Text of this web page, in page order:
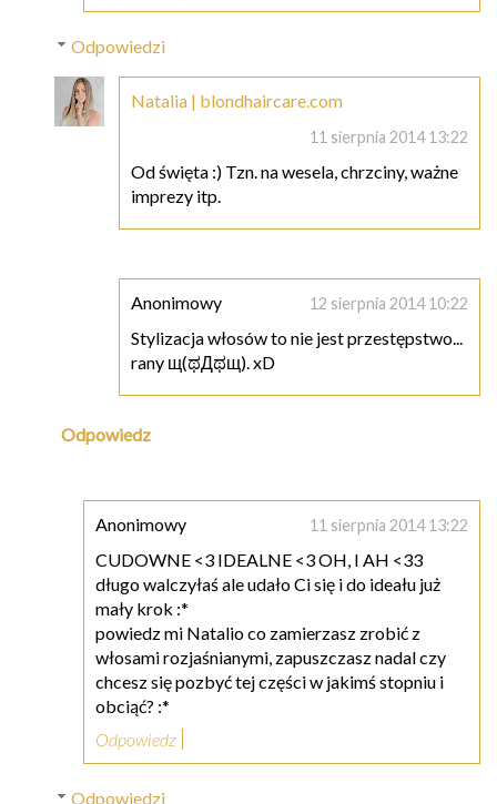
Odpowiedzi
Natalia | blondhaircare.com
11 sierpnia 2014 13:22
Od święta :) Tzn. na wesela, chrzciny, ważne
imprezy itp.
Anonimowy 12 sierpnia 2014 10:22
Stylizacja włosów to nie jest przestępstwo...
rany щ(ಥДಥщ). xD
Odpowiedz
Anonimowy 11 sierpnia 2014 13:22
CUDOWNE <3 IDEALNE <3 OH, I AH <33
długo walczyłaś ale udało Ci się i do ideału już
mały krok :*
powiedz mi Natalio co zamierzasz zrobić z
włosami rozjaśnianymi, zapuszczasz nadal czy
chcesz się pozbyć tej części w jakimś stopniu i
obciąć? :*
Odpowiedz
Odpowiedzi